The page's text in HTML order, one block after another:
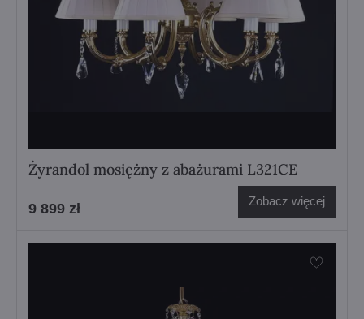
Żyrandol mosiężny z abażurami L321CE
9 899 zł Zobacz więcej